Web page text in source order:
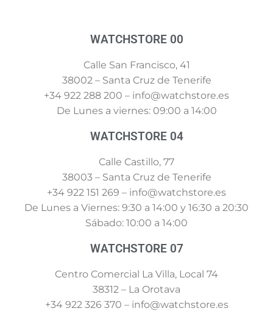
WATCHSTORE 00
Calle San Francisco, 41
38002 – Santa Cruz de Tenerife
+34 922 288 200 – info@watchstore.es
De Lunes a viernes: 09:00 a 14:00
WATCHSTORE 04
Calle Castillo, 77
38003 – Santa Cruz de Tenerife
+34 922 151 269 – info@watchstore.es
De Lunes a Viernes: 9:30 a 14:00 y 16:30 a 20:30
Sábado: 10:00 a 14:00
WATCHSTORE 07
Centro Comercial La Villa, Local 74
38312 – La Orotava
+34 922 326 370 – info@watchstore.es